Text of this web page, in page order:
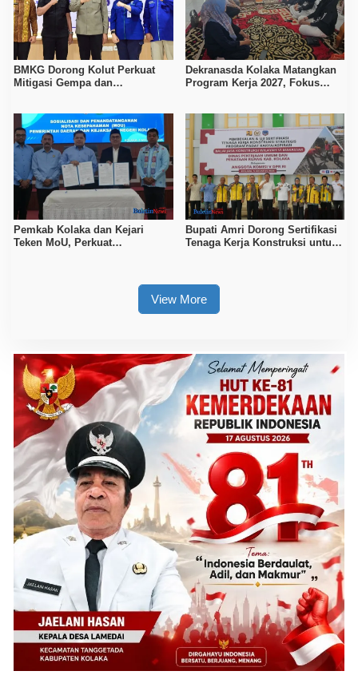
BMKG Dorong Kolut Perkuat
Mitigasi Gempa dan
Dekranasda Kolaka Matangkan
Program Kerja 2027, Fokus
Pemkab Kolaka dan Kejari
Teken MoU, Perkuat
Bupati Amri Dorong Sertifikasi
Tenaga Kerja Konstruksi untuk
View More